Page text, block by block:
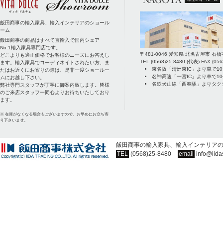
飯田商事の輸入家具、輸入インテリアのショール
ーム
飯田商事の商品はすべて直輸入で国内シェア
No.1輸入家具専門店です。
どこよりも適正価格でお客様のニーズにお答えし
ます。輸入家具でコーディネイトされたい方、ま
たはお近くにお寄りの際は、是非一度ショールー
ムにお越し下さい。
弊社専門スタッフが丁寧に御案内致します。皆様
のご来店スタッフ一同心よりお待ちいたしており
ます。
※ 在庫がなくなる場合もございますので、お早めにお立ち寄
り下さいませ。
〒 481-0046 愛知県 北名古屋市 石橋
TEL (0568)25-8480 (代表) FAX
東名阪「清洲東IC」より車で
名神高速「一宮IC」より車で
名鉄犬山線「西春駅」よりタ
飯田商事の輸入家具、輸入インテリア
TEL (0568)25-8480 email